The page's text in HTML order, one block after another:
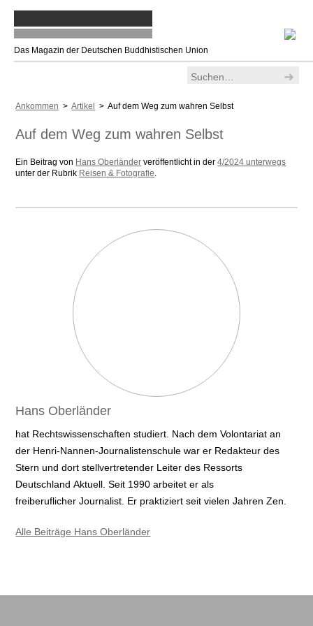
Das Magazin der Deutschen Buddhistischen Union
Ankommen >Artikel > Auf dem Weg zum wahren Selbst
Auf dem Weg zum wahren Selbst
Ein Beitrag von Hans Oberländer veröffentlicht in der4/2024 unterwegs
unter der Rubrik Reisen & Fotografie.
Hans Oberländer
hat Rechtswissenschaften studiert. Nach dem Volontariat an
der Henri-Nannen-Journalistenschule war er Redakteur des
Stern und dort stellvertretender Leiter des Ressorts
Deutschland Aktuell. Seit 1990 arbeitet er als
freiberuflicher Journalist. Er praktiziert seit vielen Jahren Zen.
Alle Beiträge Hans Oberländer